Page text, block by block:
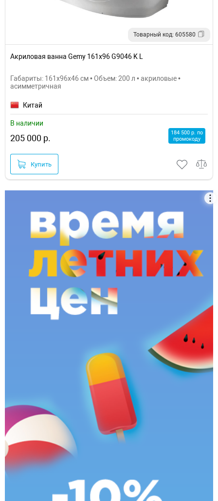
Товарный код: 605580
Акриловая ванна Gemy 161x96 G9046 K L
Габариты: 161x96x46 см • Объем: 200 л • акриловые •
асимметричная
Китай
В наличии
205 000 р.
184 500 р. по
промокоду
Купить